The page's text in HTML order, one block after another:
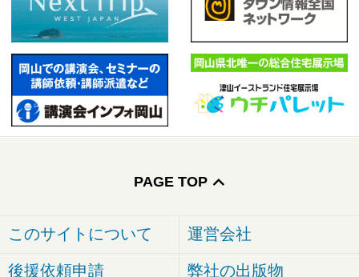
PAGE TOP
このサイトについて 運営会社
後援依頼申請 弊社の出版物